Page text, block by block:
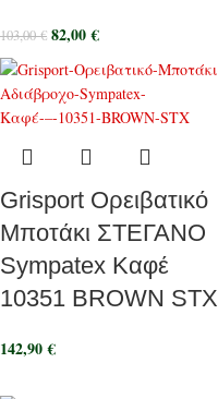
103,00€ 82,00€
Grisport Ορειβατικό
Μποτάκι ΣΤΕΓΑΝΟ
Sympatex Καφέ
10351 BROWN STX
142,90€